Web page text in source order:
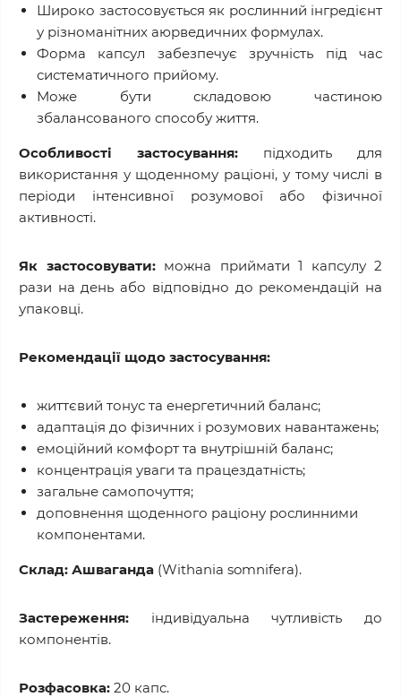
Широко застосовується як рослинний інгредієнт
у різноманітних аюрведичних формулах.
Форма капсул забезпечує зручність під час
систематичного прийому.
Може бути складовою частиною
збалансованого способу життя.
Особливості застосування: підходить для
використання у щоденному раціоні, у тому числі в
періоди інтенсивної розумової або фізичної
активності.
Як застосовувати: можна приймати 1 капсулу 2
рази на день або відповідно до рекомендацій на
упаковці.
Рекомендації щодо застосування:
життєвий тонус та енергетичний баланс;
адаптація до фізичних і розумових навантажень;
емоційний комфорт та внутрішній баланс;
концентрація уваги та працездатність;
загальне самопочуття;
доповнення щоденного раціону рослинними
компонентами.
Склад: Ашваганда (Withania somnifera).
Застереження: індивідуальна чутливість до
компонентів.
Розфасовка: 20 капс.